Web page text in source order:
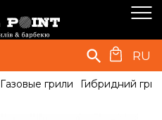
RU
Газовые грили Гибридний